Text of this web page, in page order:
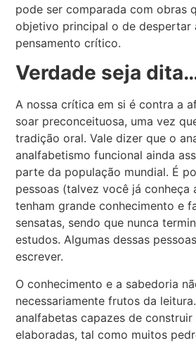
pode ser comparada com obras
objetivo principal o de despertar
pensamento crítico.
Verdade seja
A nossa crítica em si é contra a
soar preconceituosa, uma vez
tradição oral. Vale dizer que o
analfabetismo funcional ainda
parte da população mundial. É
pessoas (talvez você já conheça
tenham grande conhecimento e
sensatas, sendo que nunca
estudos. Algumas dessas
escrever.
O conhecimento e a sabedoria
necessariamente frutos da
analfabetas capazes de construir
elaboradas, tal como muitos